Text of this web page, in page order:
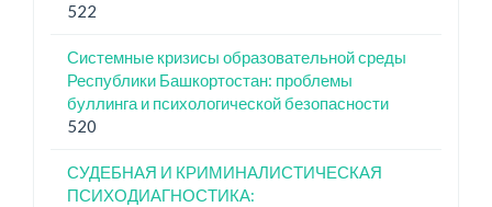
522
Системные кризисы образовательной среды
Республики Башкортостан: проблемы
буллинга и психологической безопасности
520
СУДЕБНАЯ И КРИМИНАЛИСТИЧЕСКАЯ
ПСИХОДИАГНОСТИКА: